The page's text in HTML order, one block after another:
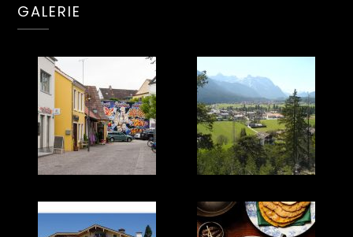
GALERIE